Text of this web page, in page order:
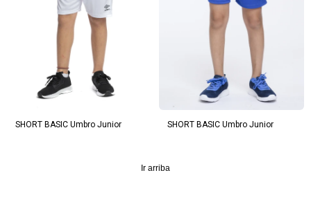
SHORT BASIC Umbro Junior SHORT BASIC Umbro Junior
Ir arriba